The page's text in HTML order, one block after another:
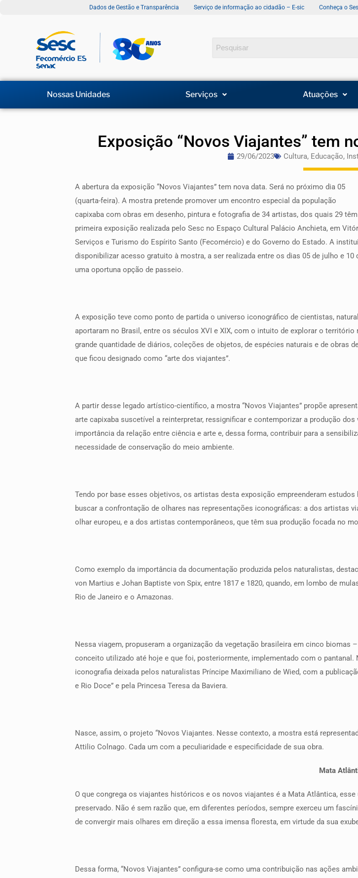
Dados de Gestão e Transparência Serviço de informação ao cidadão – E-sic Conheça o
Nossas Unidades Serviços Atuações
Exposição “Novos Viajantes” tem
29/06/2023 Cultura, Educação,
A abertura da exposição “Novos Viajantes” tem nova data. Será no próximo dia 05
(quarta-feira). A mostra pretende promover um encontro especial da população
capixaba com obras em desenho, pintura e fotografia de 34 artistas, dos quais 29
primeira exposição realizada pelo Sesc no Espaço Cultural Palácio Anchieta, em
Serviços e Turismo do Espírito Santo (Fecomércio) e do Governo do Estado. A
disponibilizar acesso gratuito à mostra, a ser realizada entre os dias 05 de julho e
uma oportuna opção de passeio.
A exposição teve como ponto de partida o universo iconográfico de cientistas,
aportaram no Brasil, entre os séculos XVI e XIX, com o intuito de explorar o
grande quantidade de diários, coleções de objetos, de espécies naturais e de obras
que ficou designado como “arte dos viajantes”.
A partir desse legado artístico-científico, a mostra “Novos Viajantes” propõe
arte capixaba suscetível a reinterpretar, ressignificar e contemporizar a produção
importância da relação entre ciência e arte e, dessa forma, contribuir para a
necessidade de conservação do meio ambiente.
Tendo por base esses objetivos, os artistas desta exposição empreenderam
buscar a confrontação de olhares nas representações iconográficas: a dos artistas
olhar europeu, e a dos artistas contemporâneos, que têm sua produção focada no
Como exemplo da importância da documentação produzida pelos naturalistas,
von Martius e Johan Baptiste von Spix, entre 1817 e 1820, quando, em lombo de
Rio de Janeiro e o Amazonas.
Nessa viagem, propuseram a organização da vegetação brasileira em cinco biomas
conceito utilizado até hoje e que foi, posteriormente, implementado com o
iconografia deixada pelos naturalistas Príncipe Maximiliano de Wied, com a
e Rio Doce” e pela Princesa Teresa da Baviera.
Nasce, assim, o projeto “Novos Viajantes. Nesse contexto, a mostra está
Attilio Colnago. Cada um com a peculiaridade e especificidade de sua obra.
Mata
O que congrega os viajantes históricos e os novos viajantes é a Mata Atlântica,
preservado. Não é sem razão que, em diferentes períodos, sempre exerceu um
de convergir mais olhares em direção a essa imensa floresta, em virtude da sua
Dessa forma, “Novos Viajantes” configura-se como uma contribuição nas ações